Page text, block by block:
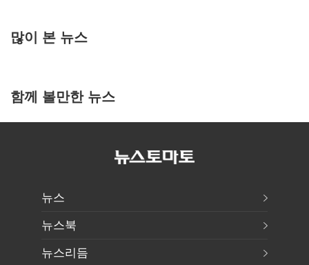
많이 본 뉴스
함께 볼만한 뉴스
뉴스
뉴스북
뉴스리듬